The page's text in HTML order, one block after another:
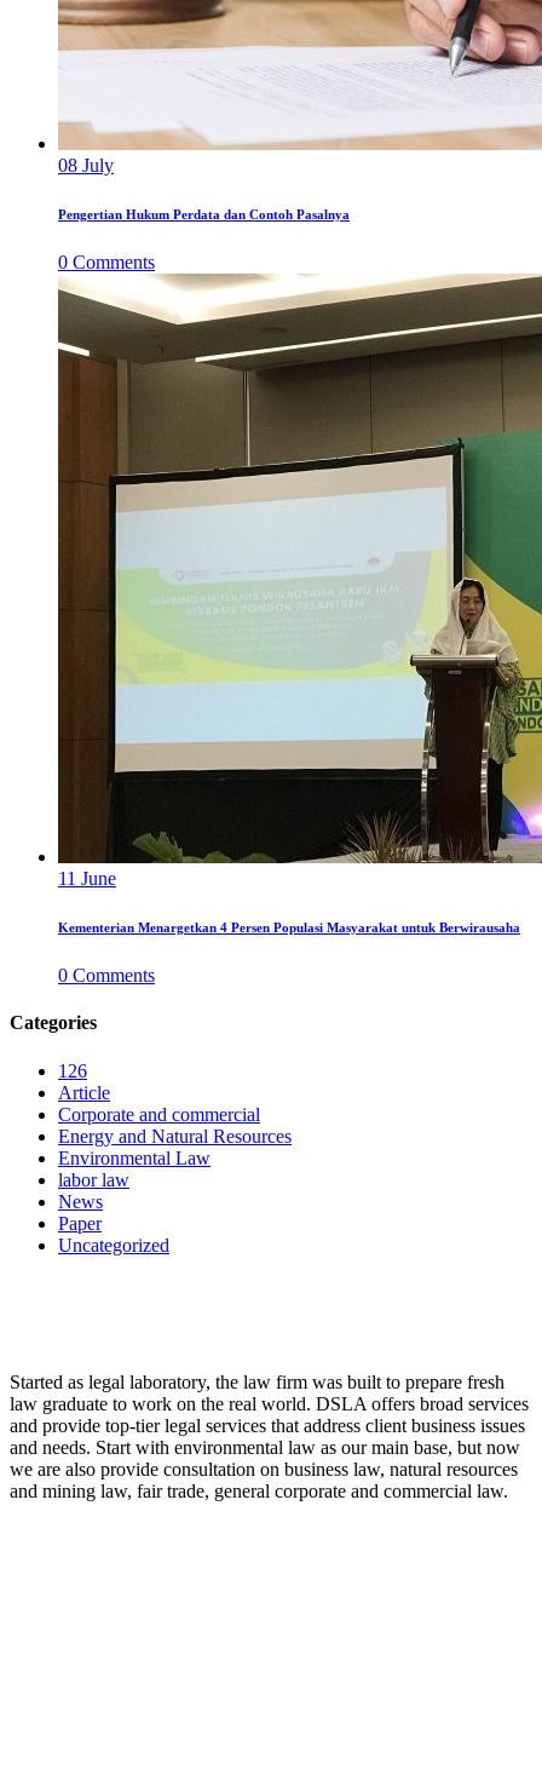
08 July
Pengertian Hukum Perdata dan Contoh Pasalnya
0 Comments
11 June
Kementerian Menargetkan 4 Persen Populasi Masyarakat untuk Berwirausaha
0 Comments
Categories
126
Article
Corporate and commercial
Energy and Natural Resources
Environmental Law
labor law
News
Paper
Uncategorized
Started as legal laboratory, the law firm was built to prepare fresh
law graduate to work on the real world. DSLA offers broad services
and provide top-tier legal services that address client business issues
and needs. Start with environmental law as our main base, but now
we are also provide consultation on business law, natural resources
and mining law, fair trade, general corporate and commercial law.